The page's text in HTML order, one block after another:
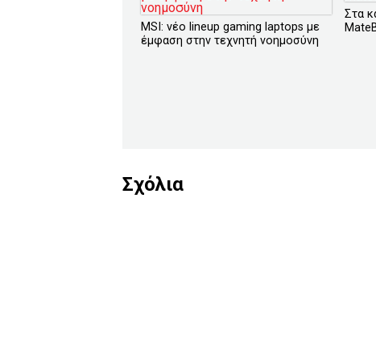
MSI: νέο lineup gaming laptops με
έμφαση στην τεχνητή νοημοσύνη
Στα
Σχόλια